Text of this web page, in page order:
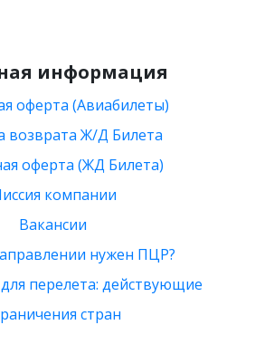
информация
оферта (Авиабилеты)
возврата Ж/Д Билета
оферта (ЖД Билета)
компании
Вакансии
нужен ПЦР?
перелета: действующие
стран